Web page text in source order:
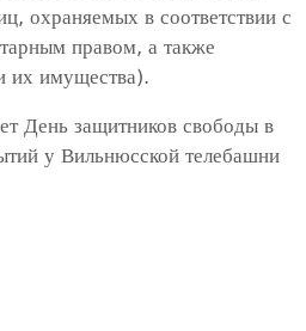
охраняемых в соответствии с
правом, а также
их имущества).
День защитников свободы в
у Вильнюсской телебашни